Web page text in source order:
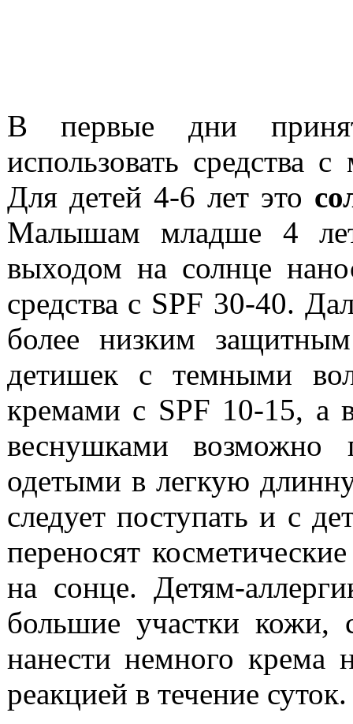
В первые дни
использовать средства
Для детей 4-6 лет это
Малышам младше 4
выходом на солнце
средства с SPF 30-40.
более низким
детишек с темными
кремами с SPF 10-15, а
веснушками возможно
одетыми в легкую
следует поступать и с
переносят
на сонце. Детям-
большие участки кожи,
нанести немного крема
реакцией в течение